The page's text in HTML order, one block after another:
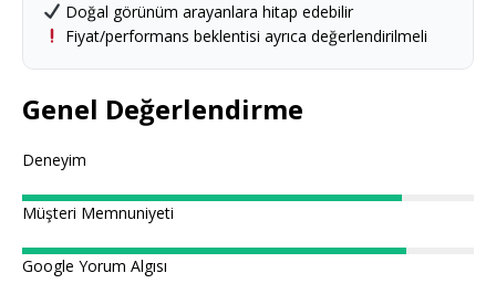
Doğal görünüm arayanlara hitap edebilir
Fiyat/performans beklentisi ayrıca değerlendirilmeli
Genel Değerlendirme
Deneyim
Müşteri Memnuniyeti
Google Yorum Algısı